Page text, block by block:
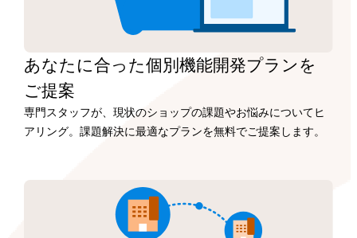
あなたに合った個別機能開発プランを
ご提案
専門スタッフが、現状のショップの課題やお悩みについてヒ
アリング。課題解決に最適なプランを無料でご提案します。